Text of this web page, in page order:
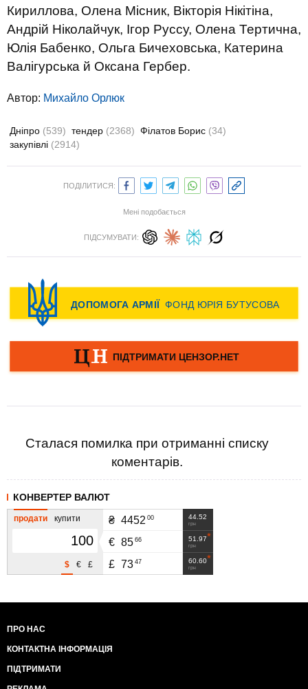
Кириллова, Олена Місник, Вікторія Нікітіна,
Андрій Ніколайчук, Ігор Руссу, Олена Тертична,
Юлія Бабенко, Ольга Бичеховська, Катерина
Валігурська й Оксана Гербер.
Автор: Михайло Орлюк
Дніпро (539) тендер (2368) Філатов Борис (34)
закупівлі (2914)
ПОДІЛИТИСЯ:
Мені подобається
ПІДСУМУВАТИ:
Сталася помилка при отриманні списку
коментарів.
КОНВЕРТЕР ВАЛЮТ
продати купити
£
€
$
44.52
грн
₴ 4452 00
51.97
грн
€ 85 66
60.60
грн
£ 73 47
ПРО НАС
КОНТАКТНА ІНФОРМАЦІЯ
ПІДТРИМАТИ